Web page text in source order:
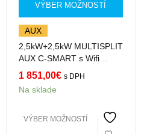
VÝBER MOŽNOSTÍ
AUX
2,5kW+2,5kW MULTISPLIT
AUX C-SMART s Wifi
AMWM-H09/4R3+AMWM-
H09/4R3
1 851,00€ s DPH
Na sklade
VÝBER MOŽNOSTÍ